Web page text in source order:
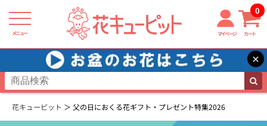
メニュー マイページ カート
0
×
花キューピット 父の日におくる花ギフト・プレゼント特集2026